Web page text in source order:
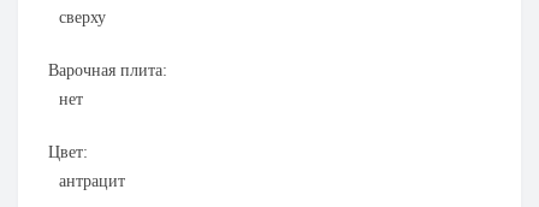
сверху
Варочная плита:
нет
Цвет:
антрацит